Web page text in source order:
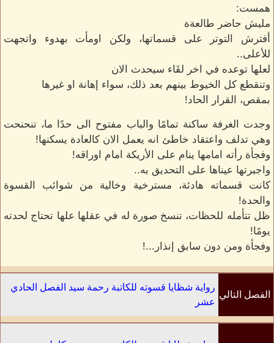
همست:
مليش حاضر طالعةة
أفترش التوتر على قسماتها، ولكن اومأت بهدوء واتجهت
للأعلى..
لعلها توعده في اخر لقَاء سيحدث الان
وتنقطع كل الخيوط بينهم بعد ذلك، سواء إهانة او غيرها
بمقص، القرار الحاد!
وجدت الغرفة ساكنة تمامًا والباب مفتوح الى حدًا ما، تنحنحت
وهي تدلف واعتقاد خاطئ انه يعمل الان كالعادة يسكنها!
وفجأة رأته امامها ينام على الأريكة امام اوراقه!
واجبرتها عيناها على التحديق به..
كانت قسماته هادئة، مسترخية وخالية من شوائب القسوة
والحدة!
ظل تتأمله للحظات، تنسخ صورة له في عقلها علها تحتاج لحدته
يومًا!
وفجأة ومن دون سابق إنذار...!
الفصل التالي
رواية شظايا قسوته للكاتبة رحمة سيد الفصل الحادي
عشر